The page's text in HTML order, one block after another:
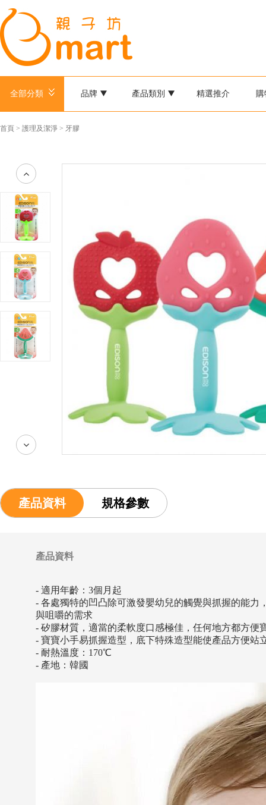
全部分類 品牌 產品類別 精選推介 購
首頁 > 護理及潔淨 > 牙膠
產品資料 規格參數
產品資料
- 適用年齡：3個月起
- 各處獨特的凹凸除可激發嬰幼兒的觸覺與抓握的能
與咀嚼的需求
- 矽膠材質，適當的柔軟度口感極佳，任何地方都方便
- 寶寶小手易抓握造型，底下特殊造型能使產品方便站
- 耐熱溫度：170℃
- 產地：韓國